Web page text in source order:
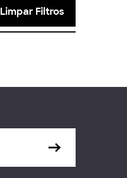
Limpar Filtros